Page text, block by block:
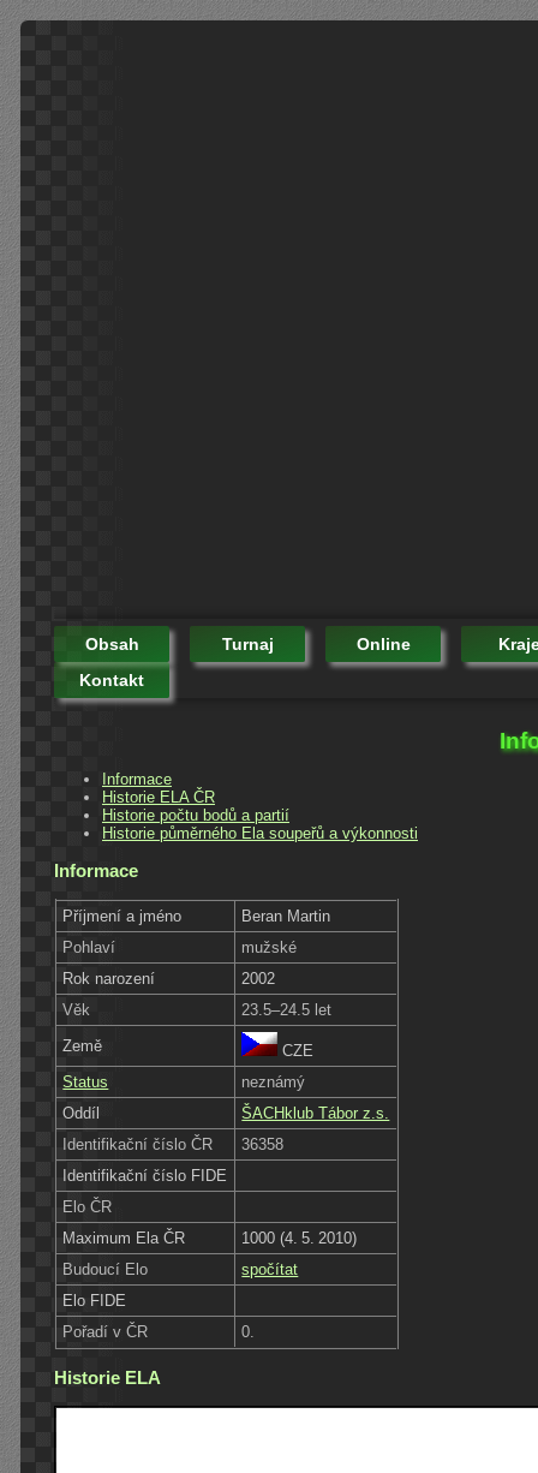
Obsah Turnaj Online
Kontakt
Informace
Historie ELA ČR
Historie počtu bodů a partií
Historie půměrného Ela soupeřů a výkonnosti
Informace
Příjmení a jméno
Beran Martin
Pohlaví
mužské
Rok narození
2002
Věk
23.5–24.5 let
Země
CZE
Status
neznámý
Oddíl
ŠACHklub Tábor z.s.
Identifikační číslo ČR
36358
Identifikační číslo FIDE
Elo ČR
Maximum Ela ČR
1000 (4. 5. 2010)
Budoucí Elo
spočítat
Elo FIDE
Pořadí v ČR
0.
Historie ELA